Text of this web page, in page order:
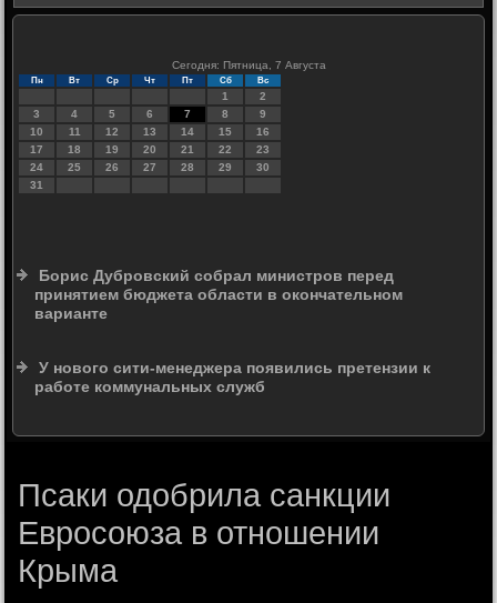
Сегодня: Пятница, 7 Августа
Пн Вт Ср Чт Пт Сб Вс
1
2
3
4 5 6 7 8
9
10
11 12 13 14 15
16
17
18 19 20 21 22
23
24
25 26 27 28 29
30
31
Борис Дубровский собрал министров перед
принятием бюджета области в окончательном
варианте
У нового сити-менеджера появились претензии к
работе коммунальных служб
Псаки одобрила санкции
Евросоюза в отношении
Крыма